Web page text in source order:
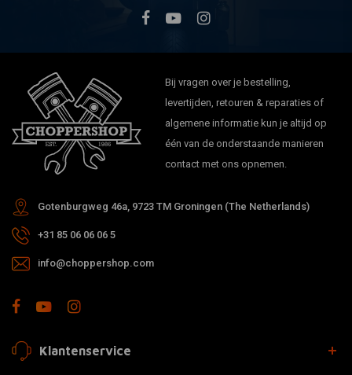
Bij vragen over je bestelling,
levertijden, retouren & reparaties of
algemene informatie kun je altijd op
één van de onderstaande manieren
contact met ons opnemen.
Gotenburgweg 46a, 9723 TM Groningen (The Netherlands)
+31 85 06 06 06 5
info@choppershop.com
Klantenservice